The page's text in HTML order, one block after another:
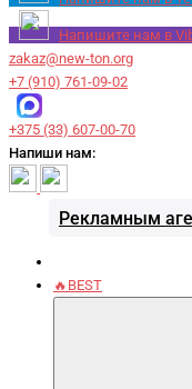
Напишите нам в
zakaz@new-ton.org
+7 (910) 761-09-02
+375 (33) 607-00-70
Напиши нам:
Рекламным
🔥BEST